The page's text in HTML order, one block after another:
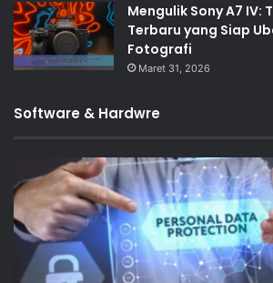
Mengulik Sony A7 IV:
Terbaru yang Siap
Fotografi
Maret 31, 2026
Software & Hardwre